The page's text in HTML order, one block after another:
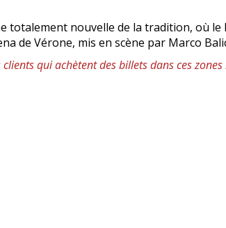
nouvelle de la tradition, où
de Vérone, mis en scène par Marco
qui achètent des billets dans ces